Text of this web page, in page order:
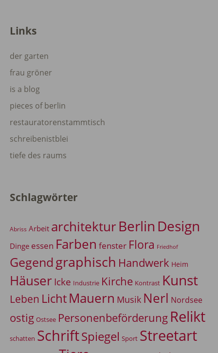
Links
der garten
frau gröner
is a blog
pieces of berlin
restauratorenstammtisch
schreibenistblei
tiefe des raums
Schlagwörter
Abriss Arbeit architekturBerlin Design
Dinge essen Farben fenster Flora Friedhof
Gegendgraphisch Handwerk Heim
Häuser Icke Industrie Kirche Kontrast Kunst
Leben LichtMauern Musik Nerl Nordsee
ostig Ostsee Personenbeförderung Relikt
schatten SchriftSpiegel Sport Streetart